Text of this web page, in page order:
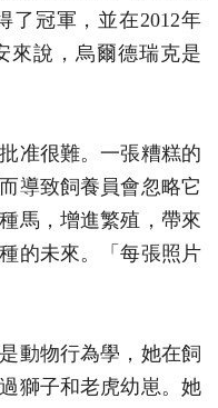
了冠軍，並在2012年
來說，烏爾德瑞克是
准很難。一張糟糕的
導致飼養員會忽略它
馬，增進繁殖，帶來
的未來。「每張照片
動物行為學，她在飼
獅子和老虎幼崽。她